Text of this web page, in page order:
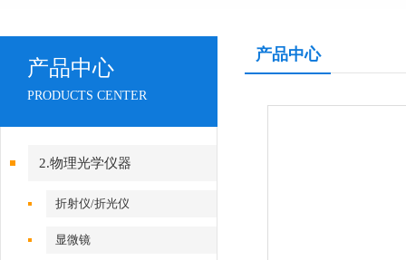
产品中心
PRODUCTS CENTER
2.物理光学仪器
折射仪/折光仪
显微镜
产品中心